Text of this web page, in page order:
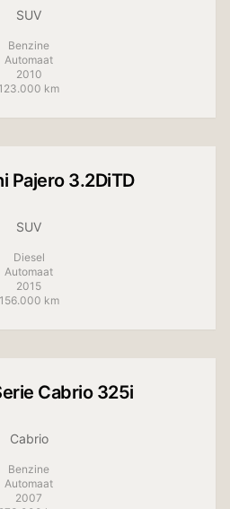
SUV
Benzine
Automaat
2010
123.000 km
Pajero 3.2DiTD
SUV
Diesel
Automaat
2015
156.000 km
Cabrio 325i
Cabrio
Benzine
Automaat
2007